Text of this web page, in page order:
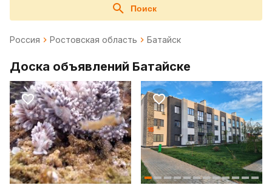
Поиск
Россия Ростовская область Батайск
Доска объявлений Батайске